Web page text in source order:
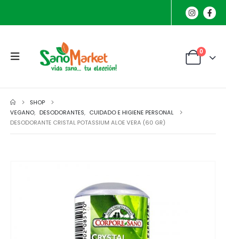
0
SHOP
VEGANO, DESODORANTES, CUIDADO E HIGIENE PERSONAL
DESODORANTE CRISTAL POTASSIUM ALOE VERA (60 GR)